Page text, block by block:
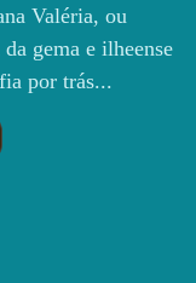
Valéria, ou
gema e ilheense
por trás...